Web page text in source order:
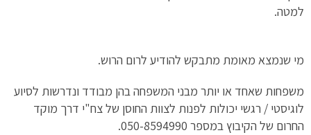
למטה.
מי שנמצא מאומת מתבקש להודיע לרום הרוש.
משפחות שאחד או יותר מבני המשפחה בהן מבודד ונדרשות לסיוע
לוגיסטי / רגשי יכולות לפנות לצוות החוסן של צח"י דרך מוקד
החרום של הקיבוץ במספר 050-8594990.